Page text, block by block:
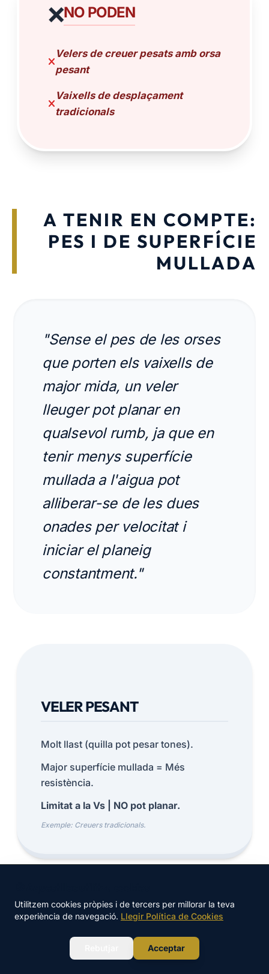
❌NO PODEN
Velers de creuer pesats amb orsa
pesant
Vaixells de desplaçament
tradicionals
A TENIR EN COMPTE:
PES I DE SUPERFÍCIE
MULLADA
"Sense el pes de les orses
que porten els vaixells de
major mida, un veler
lleuger pot planar en
qualsevol rumb, ja que en
tenir menys superfície
mullada a l'aigua pot
alliberar-se de les dues
onades per velocitat i
iniciar el planeig
constantment."
VELER PESANT
Molt llast (quilla pot pesar tones).
Major superfície mullada = Més
resistència.
Limitat a la Vs | NO pot planar.
Exemple: Creuers tradicionals.
VELER LLEUGER
Utilitzem cookies pròpies i de tercers per millorar la teva
experiència de navegació. Llegir Política de Cookies
Acceptar